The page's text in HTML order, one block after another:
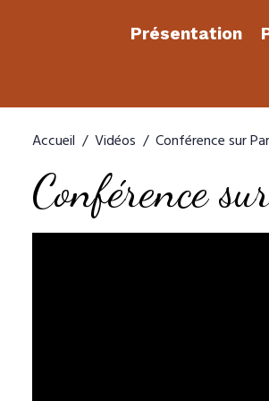
Présentation
Accueil Vidéos Conférence sur
Conférence